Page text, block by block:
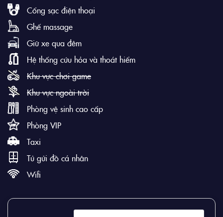
Cổng sạc điện thoại
Ghế massage
Giữ xe qua đêm
Hệ thống cứu hỏa và thoát hiểm
Khu vực chơi game
Khu vực ngoài trời
Phòng vệ sinh cao cấp
Phòng VIP
Taxi
Tủ gửi đồ cá nhân
Wifi